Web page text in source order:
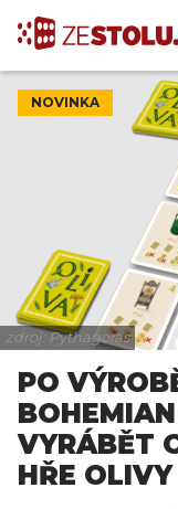
NOVINKA
zdroj: Pythagoras
PO
VYRÁBĚT
HŘE OLIVY